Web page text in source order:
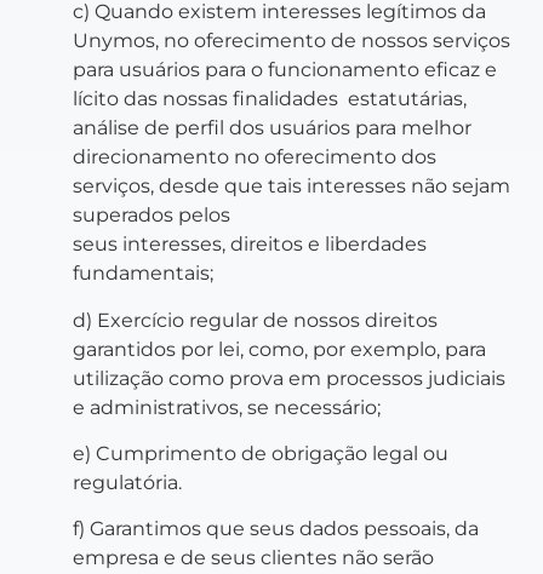
c) Quando existem interesses legítimos da
Unymos, no oferecimento de nossos serviços
para usuários para o funcionamento eficaz e
lícito das nossas finalidades estatutárias,
análise de perfil dos usuários para melhor
direcionamento no oferecimento dos
serviços, desde que tais interesses não sejam
superados pelos
seus interesses, direitos e liberdades
fundamentais;
d) Exercício regular de nossos direitos
garantidos por lei, como, por exemplo, para
utilização como prova em processos judiciais
e administrativos, se necessário;
e) Cumprimento de obrigação legal ou
regulatória.
f) Garantimos que seus dados pessoais, da
empresa e de seus clientes não serão